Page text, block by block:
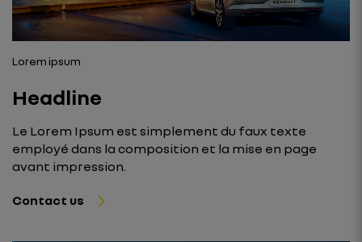
Lorem ipsum
Headline
Le Lorem Ipsum est simplement du faux texte
employé dans la composition et la mise en page
avant impression.
Contact us